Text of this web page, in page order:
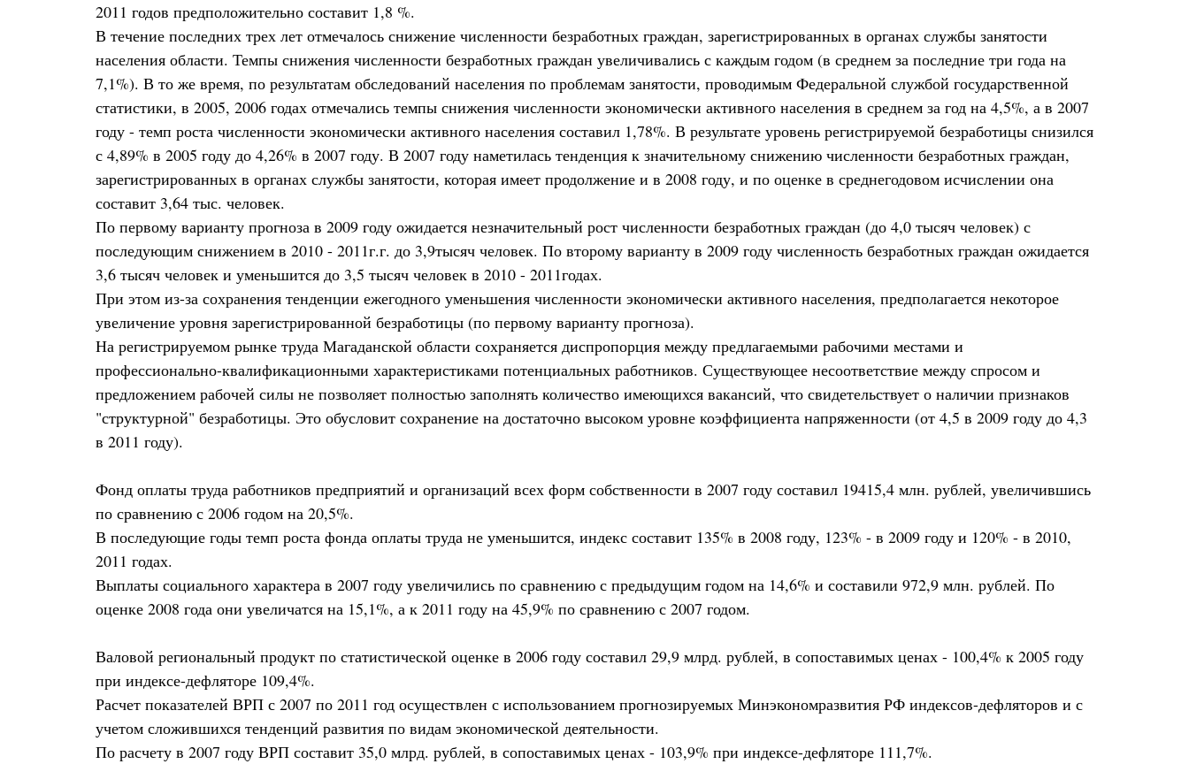
2011 годов предположительно составит 1,8 %.
В течение последних трех лет отмечалось снижение численности безработных граждан, зарегистрированных в органах службы занятости
населения области. Темпы снижения численности безработных граждан увеличивались с каждым годом (в среднем за последние три года на
7,1%). В то же время, по результатам обследований населения по проблемам занятости, проводимым Федеральной службой государственной
статистики, в 2005, 2006 годах отмечались темпы снижения численности экономически активного населения в среднем за год на 4,5%, а в 2007
году - темп роста численности экономически активного населения составил 1,78%. В результате уровень регистрируемой безработицы снизился
с 4,89% в 2005 году до 4,26% в 2007 году. В 2007 году наметилась тенденция к значительному снижению численности безработных граждан,
зарегистрированных в органах службы занятости, которая имеет продолжение и в 2008 году, и по оценке в среднегодовом исчислении она
составит 3,64 тыс. человек.
По первому варианту прогноза в 2009 году ожидается незначительный рост численности безработных граждан (до 4,0 тысяч человек) с
последующим снижением в 2010 - 2011г.г. до 3,9тысяч человек. По второму варианту в 2009 году численность безработных граждан ожидается
3,6 тысяч человек и уменьшится до 3,5 тысяч человек в 2010 - 2011годах.
При этом из-за сохранения тенденции ежегодного уменьшения численности экономически активного населения, предполагается некоторое
увеличение уровня зарегистрированной безработицы (по первому варианту прогноза).
На регистрируемом рынке труда Магаданской области сохраняется диспропорция между предлагаемыми рабочими местами и
профессионально-квалификационными характеристиками потенциальных работников. Существующее несоответствие между спросом и
предложением рабочей силы не позволяет полностью заполнять количество имеющихся вакансий, что свидетельствует о наличии признаков
"структурной" безработицы. Это обусловит сохранение на достаточно высоком уровне коэффициента напряженности (от 4,5 в 2009 году до 4,3
в 2011 году).
Фонд оплаты труда работников предприятий и организаций всех форм собственности в 2007 году составил 19415,4 млн. рублей, увеличившись
по сравнению с 2006 годом на 20,5%.
В последующие годы темп роста фонда оплаты труда не уменьшится, индекс составит 135% в 2008 году, 123% - в 2009 году и 120% - в 2010,
2011 годах.
Выплаты социального характера в 2007 году увеличились по сравнению с предыдущим годом на 14,6% и составили 972,9 млн. рублей. По
оценке 2008 года они увеличатся на 15,1%, а к 2011 году на 45,9% по сравнению с 2007 годом.
Валовой региональный продукт по статистической оценке в 2006 году составил 29,9 млрд. рублей, в сопоставимых ценах - 100,4% к 2005 году
при индексе-дефляторе 109,4%.
Расчет показателей ВРП с 2007 по 2011 год осуществлен с использованием прогнозируемых Минэкономразвития РФ индексов-дефляторов и с
учетом сложившихся тенденций развития по видам экономической деятельности.
По расчету в 2007 году ВРП составит 35,0 млрд. рублей, в сопоставимых ценах - 103,9% при индексе-дефляторе 111,7%.